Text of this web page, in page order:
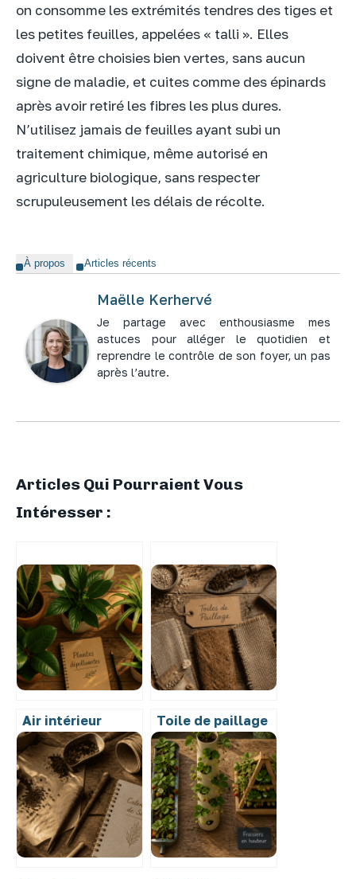
on consomme les extrémités tendres des tiges et
les petites feuilles, appelées « talli ». Elles
doivent être choisies bien vertes, sans aucun
signe de maladie, et cuites comme des épinards
après avoir retiré les fibres les plus dures.
N’utilisez jamais de feuilles ayant subi un
traitement chimique, même autorisé en
agriculture biologique, sans respecter
scrupuleusement les délais de récolte.
À propos Articles récents
Maëlle Kerhervé
Je partage avec enthousiasme mes
astuces pour alléger le quotidien et
reprendre le contrôle de son foyer, un pas
après l’autre.
Articles Qui Pourraient Vous
Intéresser :
Air intérieur
pollué : 5 plantes
pour neutraliser
formaldéhyde et
benzène chez soi
Toile de paillage
biodégradable :
supprimer le
plastique pour
fertiliser
durablement vos
sols